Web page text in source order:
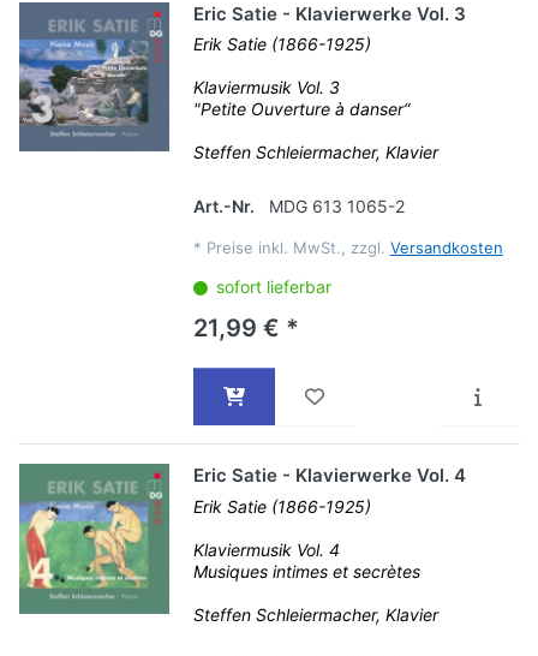
Eric Satie - Klavierwerke Vol. 3
Erik Satie (1866-1925)
Klaviermusik Vol. 3
"Petite Ouverture à danser“
Steffen Schleiermacher, Klavier
Art.-Nr. MDG 613 1065-2
* Preise inkl. MwSt., zzgl. Versandkosten
sofort lieferbar
21,99 € *
Eric Satie - Klavierwerke Vol. 4
Erik Satie (1866-1925)
Klaviermusik Vol. 4
Musiques intimes et secrètes
Steffen Schleiermacher, Klavier